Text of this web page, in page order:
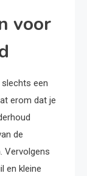
voor
een
erom dat je
de
Vervolgens
en kleine